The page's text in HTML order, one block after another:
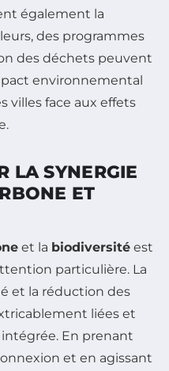
également la
des programmes
des déchets peuvent
environnemental
villes face aux effets
LA SYNERGIE
ET
et la biodiversité est
particulière. La
et la réduction des
liées et
En prenant
et en agissant